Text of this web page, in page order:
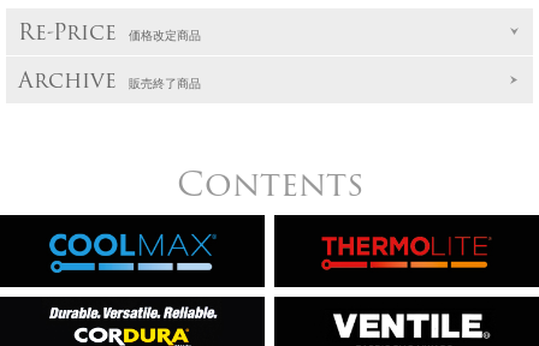
Re-Price 価格改定商品
Archive 販売終了商品
Contents